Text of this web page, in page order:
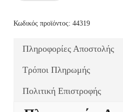
Κωδικός προϊόντος: 44319
Πληροφορίες Αποστολής
Τρόποι Πληρωμής
Πολιτική Επιστροφής